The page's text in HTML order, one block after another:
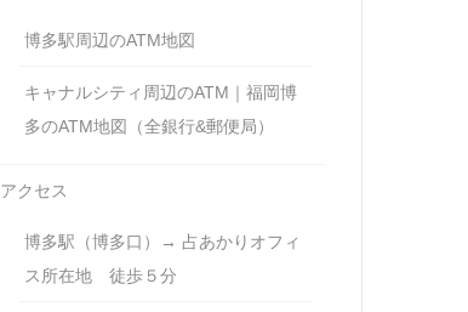
博多駅周辺のATM地図
キャナルシティ周辺のATM｜福岡博
多のATM地図（全銀行&郵便局）
アクセス
博多駅（博多口）→ 占あかりオフィ
ス所在地 徒歩５分